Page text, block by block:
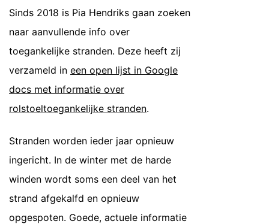
Sinds 2018 is Pia Hendriks gaan zoeken
naar aanvullende info over
toegankelijke stranden. Deze heeft zij
verzameld in een open lijst in Google
docs met informatie over
rolstoeltoegankelijke stranden.
Stranden worden ieder jaar opnieuw
ingericht. In de winter met de harde
winden wordt soms een deel van het
strand afgekalfd en opnieuw
opgespoten. Goede, actuele informatie